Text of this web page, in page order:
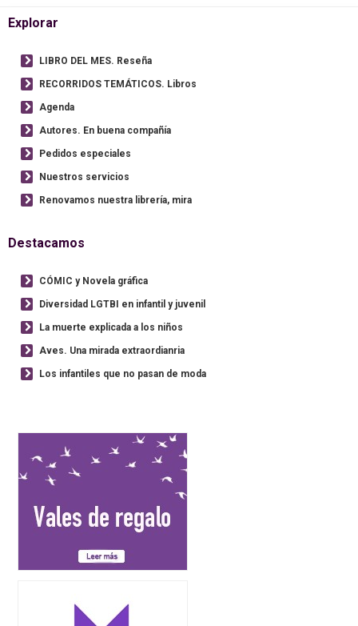
Explorar
LIBRO DEL MES. Reseña
RECORRIDOS TEMÁTICOS. Libros
Agenda
Autores. En buena compañía
Pedidos especiales
Nuestros servicios
Renovamos nuestra librería, mira
Destacamos
CÓMIC y Novela gráfica
Diversidad LGTBI en infantil y juvenil
La muerte explicada a los niños
Aves. Una mirada extraordianria
Los infantiles que no pasan de moda